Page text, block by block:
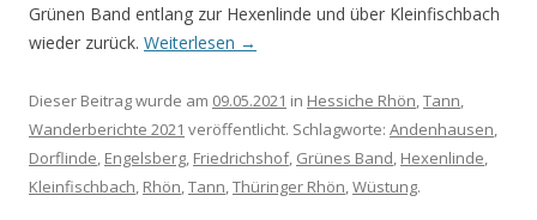
Grünen Band entlang zur Hexenlinde und über Kleinfischbach
wieder zurück. Weiterlesen →
Dieser Beitrag wurde am 09.05.2021 in Hessiche Rhön,Tann,
Wanderberichte 2021 veröffentlicht. Schlagworte: Andenhausen,
Dorflinde, Engelsberg, Friedrichshof, Grünes Band, Hexenlinde,
Kleinfischbach, Rhön,Tann,Thüringer Rhön,Wüstung.